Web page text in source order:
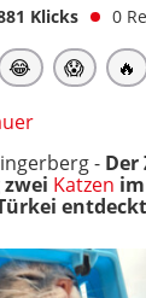
Klicks 0
😂 😱 🔥
- Der
Katzen